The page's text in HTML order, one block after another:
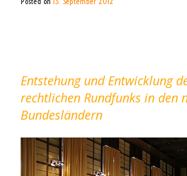
Entstehung und Entwicklung
rechtlichen Rundfunks in den
Bundesländern